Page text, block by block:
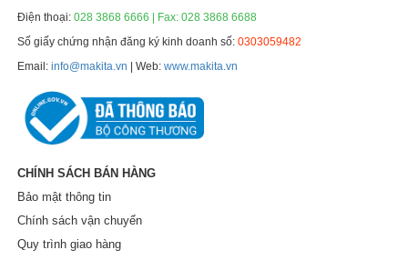
Điện thoại:028 3868 6666 | Fax: 028 3868 6688
Số giấy chứng nhận đăng ký kinh doanh số:0303059482
Email:info@makita.vn | Web:www.makita.vn
CHÍNH SÁCH BÁN HÀNG
Bảo mật thông tin
Chính sách vận chuyển
Quy trình giao hàng